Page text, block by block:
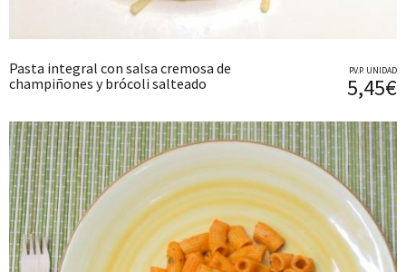
Pasta integral con salsa cremosa de
champiñones y brócoli salteado
P.V.P. UNIDAD
5,45€